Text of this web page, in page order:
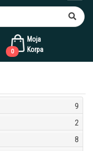
Moja
Korpa
0
9
2
8